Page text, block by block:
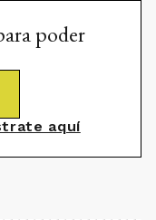
poder
aquí